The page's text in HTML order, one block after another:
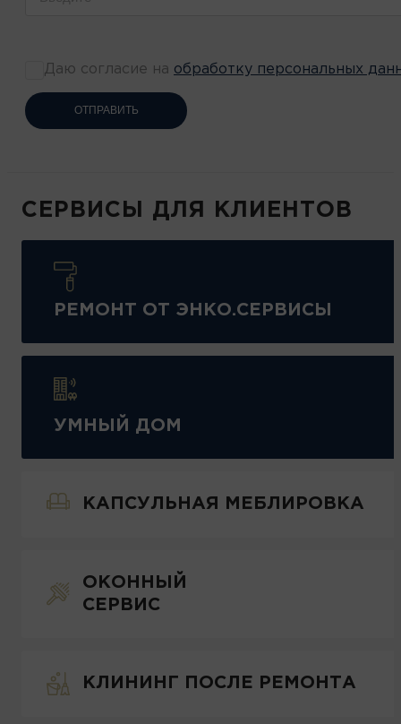
Даю согласие на обработку персональных
ОТПРАВИТЬ
СЕРВИСЫ ДЛЯ КЛИЕНТОВ
РЕМОНТ ОТ ЭНКО.СЕРВИСЫ
УМНЫЙ ДОМ
КАПСУЛЬНАЯ МЕБЛИРОВКА
ОКОННЫЙ
СЕРВИС
КЛИНИНГ ПОСЛЕ РЕМОНТА